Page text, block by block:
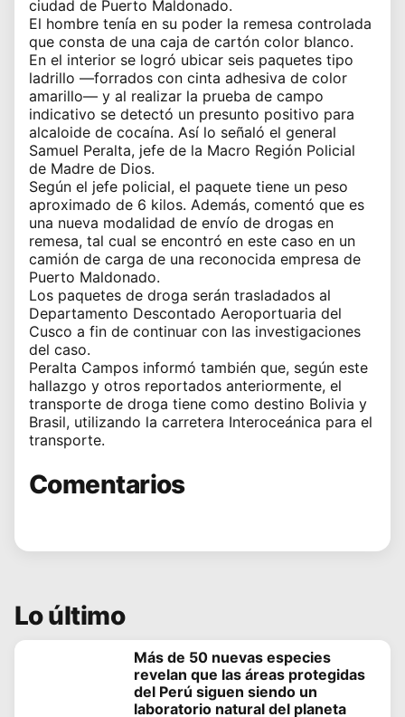
ciudad de Puerto Maldonado.
El hombre tenía en su poder la remesa controlada
que consta de una caja de cartón color blanco.
En el interior se logró ubicar seis paquetes tipo
ladrillo —forrados con cinta adhesiva de color
amarillo— y al realizar la prueba de campo
indicativo se detectó un presunto positivo para
alcaloide de cocaína. Así lo señaló el general
Samuel Peralta, jefe de la Macro Región Policial
de Madre de Dios.
Según el jefe policial, el paquete tiene un peso
aproximado de 6 kilos. Además, comentó que es
una nueva modalidad de envío de drogas en
remesa, tal cual se encontró en este caso en un
camión de carga de una reconocida empresa de
Puerto Maldonado.
Los paquetes de droga serán trasladados al
Departamento Descontado Aeroportuaria del
Cusco a fin de continuar con las investigaciones
del caso.
Peralta Campos informó también que, según este
hallazgo y otros reportados anteriormente, el
transporte de droga tiene como destino Bolivia y
Brasil, utilizando la carretera Interoceánica para el
transporte.
Comentarios
Lo último
Más de 50 nuevas especies
revelan que las áreas protegidas
del Perú siguen siendo un
laboratorio natural del planeta